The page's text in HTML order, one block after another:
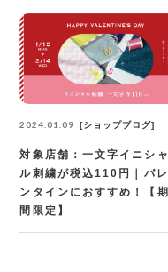
2024.01.09 ショップブログ
対象店舗：一文字イニシャ
ル刺繍が税込110円｜バレ
ンタインにおすすめ！【期
間限定】